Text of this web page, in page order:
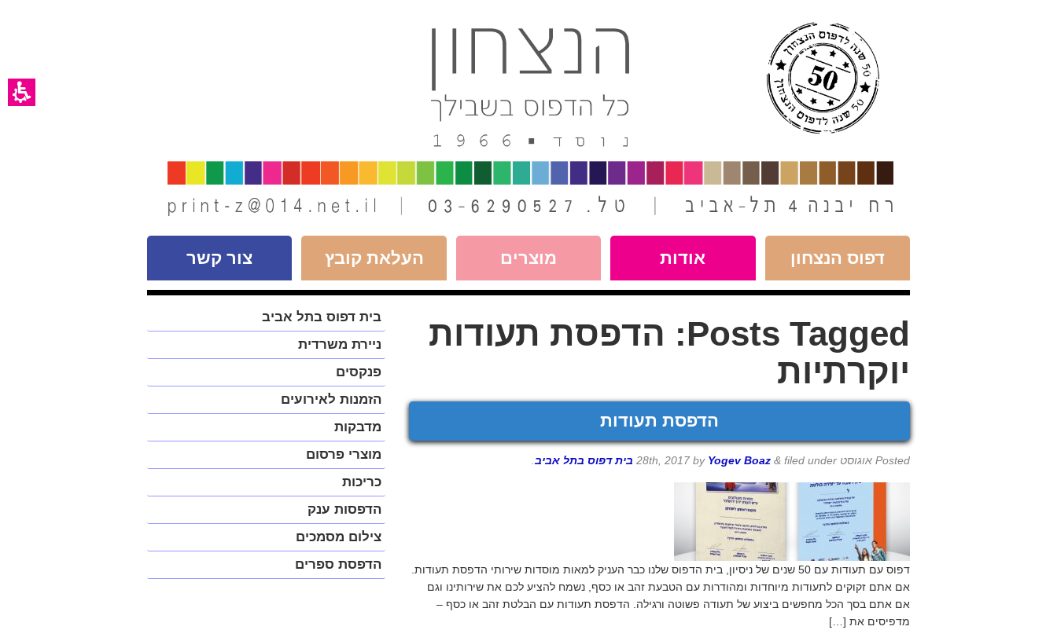
דפוס הנצחון אודות מוצרים העלאת קובץ צור קשר
Posts Tagged:
הדפסת תעודות
יוקרתיות
הדפסת תעודות
Posted אוגוסט 28th, 2017 by Yogev Boaz & filed under בית דפוס בתל אביב
דפוס עם תעודות עם 50 שנים של ניסיון, בית הדפוס שלנו כבר העניק למאות מוסדות שירותי הדפסת תעודות.
אם אתם זקוקים לתעודות מיוחדות ומהודרות עם הטבעת זהב או כסף, נשמח להציע לכם את שירותינו וגם
אם אתם בסך הכל מחפשים ביצוע של תעודה פשוטה ורגילה. הדפסת תעודות עם הבלטת זהב או כסף –
מדפיסים את […]
פתח
תפריט
במצב
נגיש
(התפריט
יפתח
בחלונית
בית דפוס בתל אביב
ניירת משרדית
פנקסים
הזמנות לאירועים
מדבקות
מוצרי פרסום
כריכות
הדפסות ענק
צילום מסמכים
הדפסת ספרים